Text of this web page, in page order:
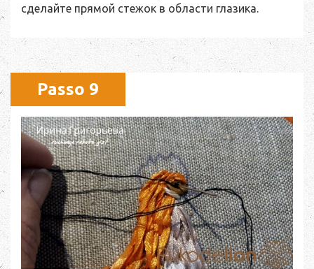
сделайте прямой стежок в области глазика.
Passo 9